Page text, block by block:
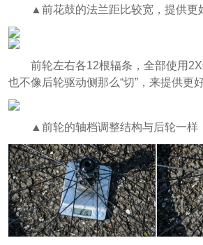
▲前花鼓的法兰距比较宽，提供更
前轮左右各12根辐条，全部使用
也不像后轮驱动侧那么“切”，来提供更
▲前轮的轴档调整结构与后轮一样